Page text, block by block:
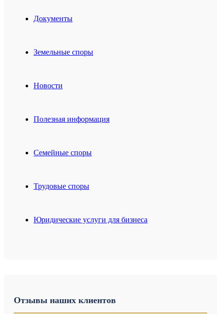
Документы
Земельные споры
Новости
Полезная информация
Семейные споры
Трудовые споры
Юридические услуги для бизнеса
Отзывы наших клиентов